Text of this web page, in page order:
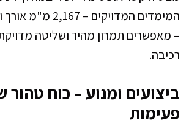
– מאפשרים תמרון מהיר ושליטה
רכיבה.
ביצועים ומנוע – כוח
פעימות